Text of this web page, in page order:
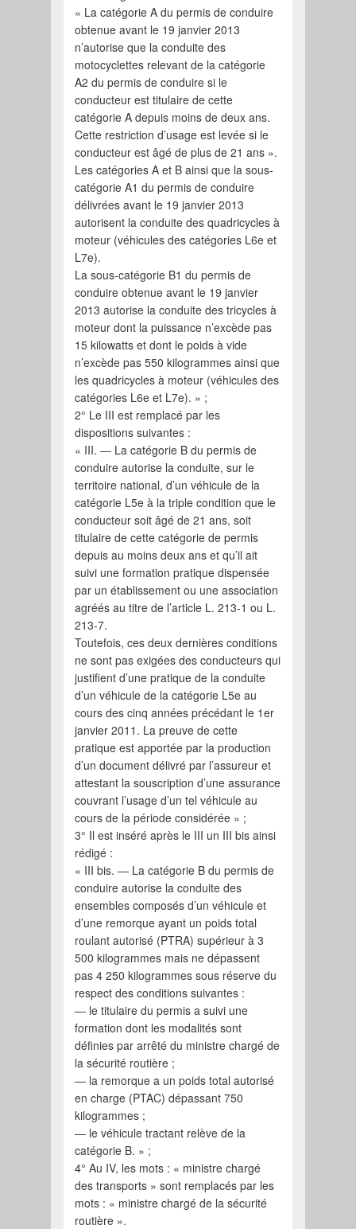
« La catégorie A du permis de conduire
obtenue avant le 19 janvier 2013
n’autorise que la conduite des
motocyclettes relevant de la catégorie
A2 du permis de conduire si le
conducteur est titulaire de cette
catégorie A depuis moins de deux ans.
Cette restriction d’usage est levée si le
conducteur est âgé de plus de 21 ans ».
Les catégories A et B ainsi que la sous-
catégorie A1 du permis de conduire
délivrées avant le 19 janvier 2013
autorisent la conduite des quadricycles à
moteur (véhicules des catégories L6e et
L7e).
La sous-catégorie B1 du permis de
conduire obtenue avant le 19 janvier
2013 autorise la conduite des tricycles à
moteur dont la puissance n’excède pas
15 kilowatts et dont le poids à vide
n’excède pas 550 kilogrammes ainsi que
les quadricycles à moteur (véhicules des
catégories L6e et L7e). » ;
2° Le III est remplacé par les
dispositions suivantes :
« III. ― La catégorie B du permis de
conduire autorise la conduite, sur le
territoire national, d’un véhicule de la
catégorie L5e à la triple condition que le
conducteur soit âgé de 21 ans, soit
titulaire de cette catégorie de permis
depuis au moins deux ans et qu’il ait
suivi une formation pratique dispensée
par un établissement ou une association
agréés au titre de l’article L. 213-1 ou L.
213-7.
Toutefois, ces deux dernières conditions
ne sont pas exigées des conducteurs qui
justifient d’une pratique de la conduite
d’un véhicule de la catégorie L5e au
cours des cinq années précédant le 1er
janvier 2011. La preuve de cette
pratique est apportée par la production
d’un document délivré par l’assureur et
attestant la souscription d’une assurance
couvrant l’usage d’un tel véhicule au
cours de la période considérée » ;
3° Il est inséré après le III un III bis ainsi
rédigé :
« III bis. ― La catégorie B du permis de
conduire autorise la conduite des
ensembles composés d’un véhicule et
d’une remorque ayant un poids total
roulant autorisé (PTRA) supérieur à 3
500 kilogrammes mais ne dépassent
pas 4 250 kilogrammes sous réserve du
respect des conditions suivantes :
― le titulaire du permis a suivi une
formation dont les modalités sont
définies par arrêté du ministre chargé de
la sécurité routière ;
― la remorque a un poids total autorisé
en charge (PTAC) dépassant 750
kilogrammes ;
― le véhicule tractant relève de la
catégorie B. » ;
4° Au IV, les mots : « ministre chargé
des transports » sont remplacés par les
mots : « ministre chargé de la sécurité
routière ».